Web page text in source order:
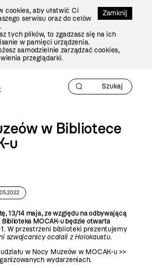
Zamknij
cookies, aby ułatwić Ci
serwisu oraz do celów
tych plików, to zgadzasz się na ich
w pamięci urządzenia.
samodzielnie zarządzać cookies,
przeglądarki.
w Bibliotece
u
13/14 maja, ze względu na odbywającą
MOCAK-u będzie otwarta
. W przestrzeni biblioteki prezentujemy
szwajcarscy ocalali z Holokaustu.
w Nocy Muzeów w MOCAK-u >>
wydarzeniach.